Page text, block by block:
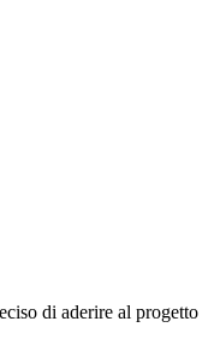
di aderire al progetto